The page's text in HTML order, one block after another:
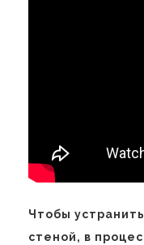
Чтобы
стеной, в